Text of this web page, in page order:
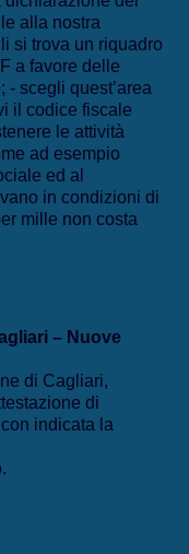
alla nostra
si trova un riquadro
a favore delle
scegli quest’area
il codice fiscale
le attività
ad esempio
ed al
in condizioni di
mille non costa
– Nuove
di Cagliari,
di
indicata la